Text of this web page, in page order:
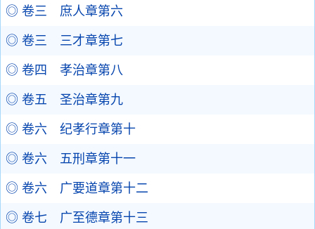
◎ 卷三 庶人章第六
◎ 卷三 三才章第七
◎ 卷四 孝治章第八
◎ 卷五 圣治章第九
◎ 卷六 纪孝行章第十
◎ 卷六 五刑章第十一
◎ 卷六 广要道章第十二
◎ 卷七 广至德章第十三